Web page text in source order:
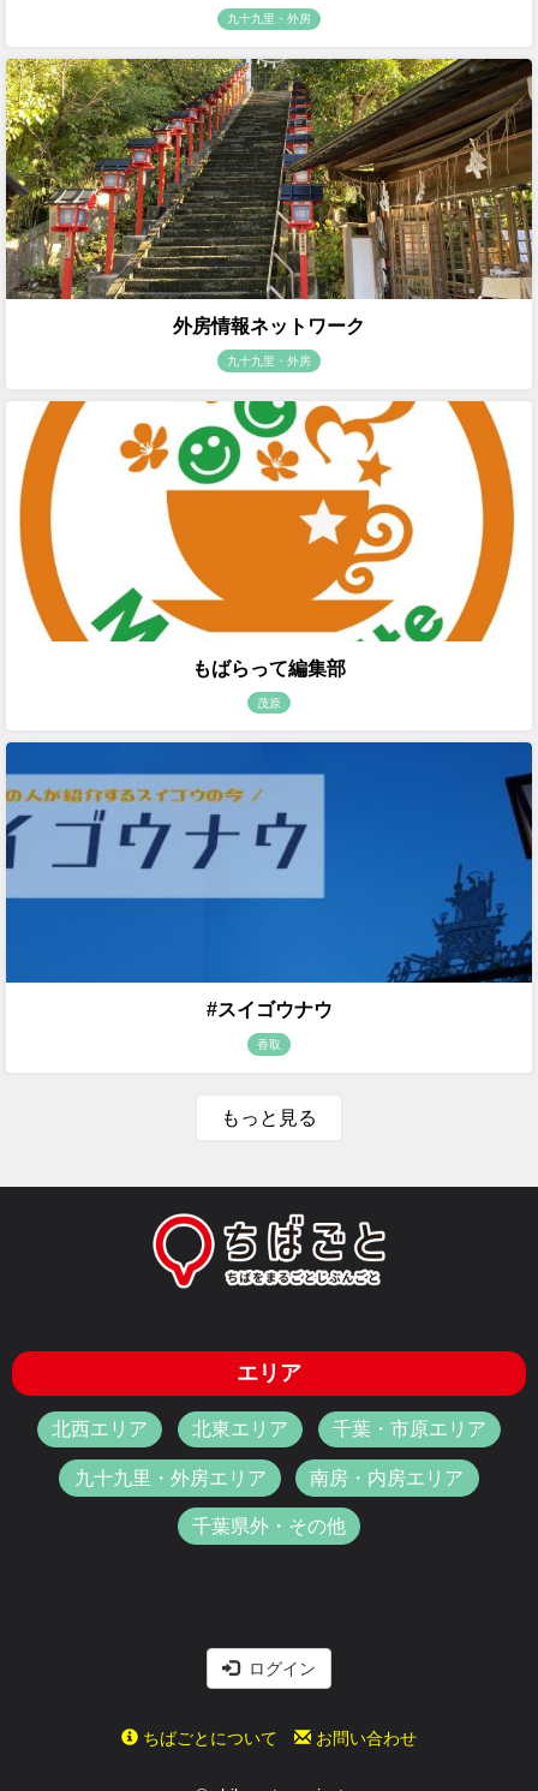
九十九里・外房
外房情報ネットワーク
九十九里・外房
もばらって編集部
茂原
#スイゴウナウ
香取
もっと見る
エリア
北西エリア 北東エリア 千葉・市原エリア
九十九里・外房エリア 南房・内房エリア
千葉県外・その他
ログイン
ちばごとについて お問い合わせ